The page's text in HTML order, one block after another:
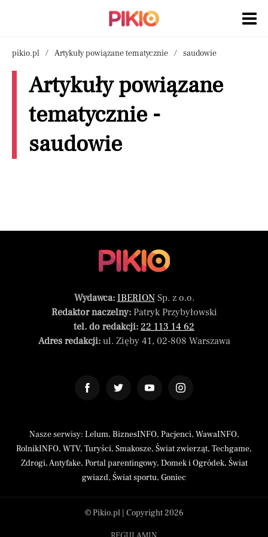
pikio.pl Artykuły powiązane tematycznie saudowie
Artykuły powiązane
tematycznie -
saudowie
Wydawca: IBERIONSp. z o.o.
Redaktor naczelny:Patryk Przybyłowski
tel. do redakcji: 22 113 14 62
Adres redakcji:ul. Zięby 41, 02-808 Warszawa
Nasze serwisy: Lelum, BiznesINFO, Pacjenci, WawaINFO,
RolnikINFO, WTV, Turyści, Smakosze, Świat zwierząt, Techgame,
Zdrogi,Antyfake, Portal parentingowy, Domek i Ogródek, Świat
gwiazd, Świat sportu, Goniec
© Pikio.pl | Copyright 2026